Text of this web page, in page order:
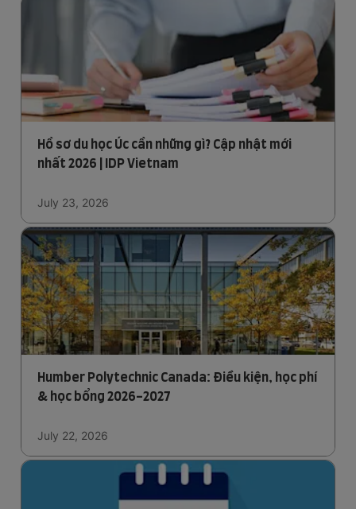
Hồ sơ du học Úc cần những gì? Cập nhật mới
nhất 2026 | IDP Vietnam
July 23, 2026
Humber Polytechnic Canada: Điều kiện, học phí
& học bổng 2026-2027
July 22, 2026